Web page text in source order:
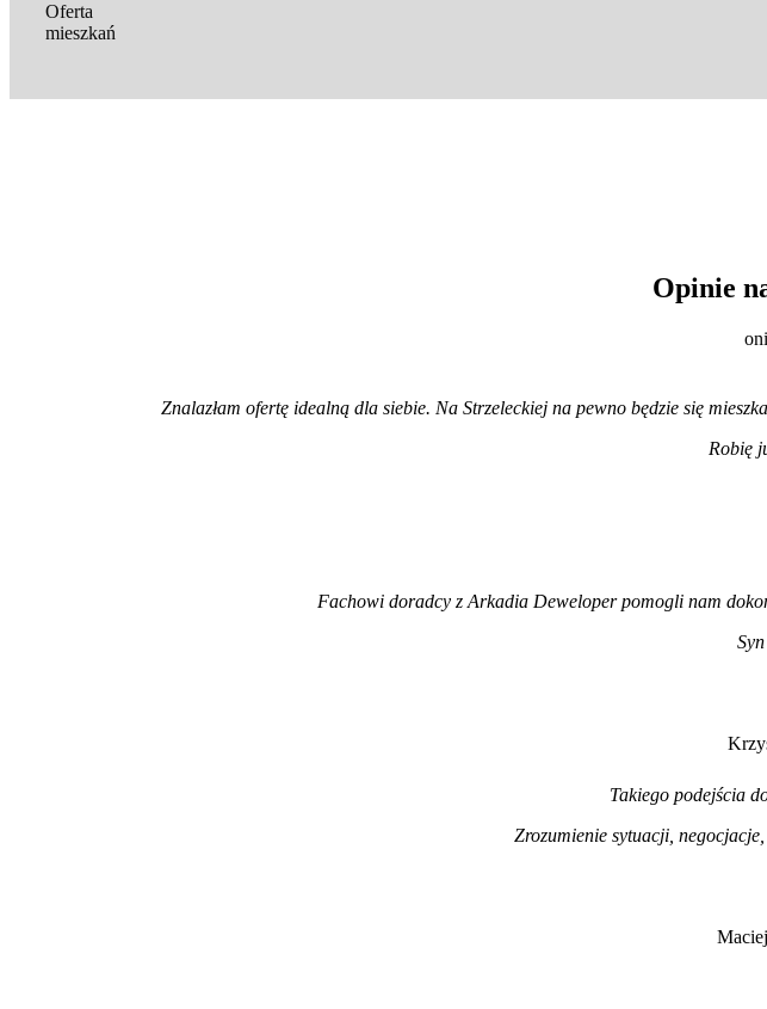
Oferta
mieszkań
Opinie
Znalazłam ofertę idealną dla siebie. Na Strzeleckiej na pewno będzie się
Robię
Fachowi doradcy z Arkadia Deweloper pomogli nam
Takiego podejścia
Zrozumienie sytuacji,